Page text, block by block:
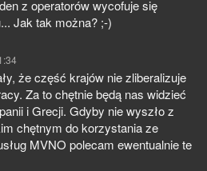
z operatorów wycofuje się
Jak tak można? ;-)
że część krajów nie zliberalizuje
Za to chętnie będą nas widzieć
i Grecji. Gdyby nie wyszło z
chętnym do korzystania ze
MVNO polecam ewentualnie te